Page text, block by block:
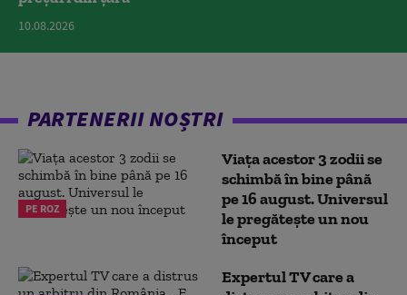
10.08.2026
PARTENERII NOȘTRI
PE ROZ
Viața acestor 3 zodii se
schimbă în bine până
pe 16 august. Universul
le pregătește un nou
început
Expertul TV care a